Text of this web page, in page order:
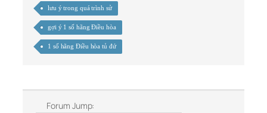
lưu ý trong quá trình sử
gợi ý 1 số hãng Điều hòa
1 số hãng Điều hòa tủ đứ
Forum Jump: